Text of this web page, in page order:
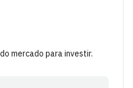
mercado para investir.